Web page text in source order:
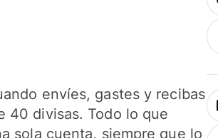
envíes, gastes y recibas
40 divisas. Todo lo que
sola cuenta, siempre que lo